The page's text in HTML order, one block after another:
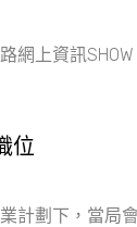
網上資訊
位
計劃下，當局